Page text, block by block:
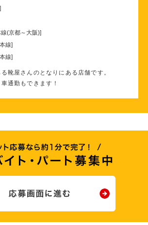
(京都～大阪)]
線]
線]
靴屋さんのとなりにある店舗です。
通勤もできます！